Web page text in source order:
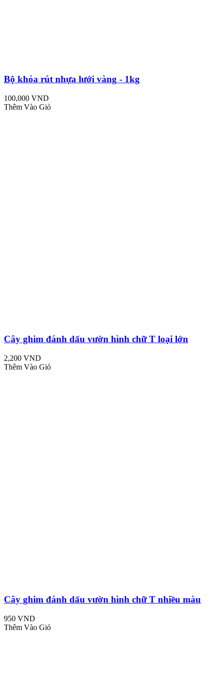
Bộ khóa rút nhựa lưới vàng - 1kg
100,000 VND
Thêm Vào Giỏ
Cây ghim đánh dấu vườn hình chữ T loại lớn
2,200 VND
Thêm Vào Giỏ
Cây ghim đánh dấu vườn hình chữ T nhiều màu
950 VND
Thêm Vào Giỏ